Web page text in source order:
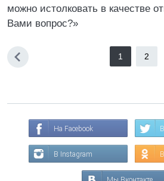
можно истолковать в качестве
Вами вопрос?»
1 2
На Facebook
В Instagram